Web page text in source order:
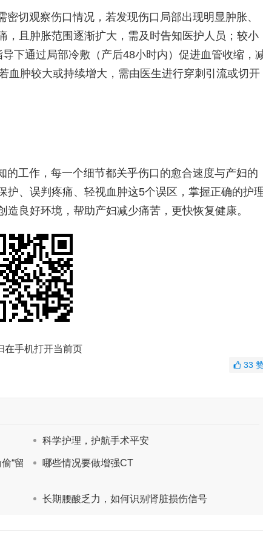
切观察伤口情况，若发现伤口局部出现明显肿胀、
，且肿胀范围逐渐扩大，需及时告知医护人员；较小
下通过局部冷敷（产后48小时内）促进血管收缩，
血肿较大或持续增大，需由医生进行穿刺引流或切开
的工作，每一个细节都关乎伤口的愈合速度与产妇的
护、误判疼痛、轻视血肿这5个误区，掌握正确的护
良好环境，帮助产妇减少痛苦，更快恢复健康。
在手机打开当前页
33
科学护理，护航手术平安
“留
哪些情况要做增强CT
长期腰酸乏力，如何识别肾脏损伤信号